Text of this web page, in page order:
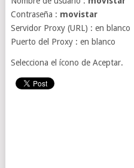
Contraseña : movistar
Servidor Proxy (URL) : en blanco
Puerto del Proxy : en blanco
Selecciona el ícono de Aceptar.